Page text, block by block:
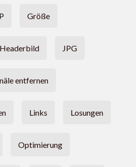
Größe
Headerbild JPG
entfernen
Links Losungen
Optimierung